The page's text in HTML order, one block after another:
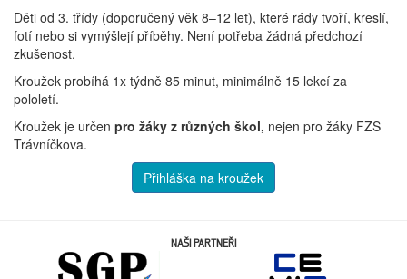
Děti od 3. třídy (doporučený věk 8–12 let), které rády tvoří, kreslí,
fotí nebo si vymýšlejí příběhy. Není potřeba žádná předchozí
zkušenost.
Kroužek probíhá 1x týdně 85 minut, minimálně 15 lekcí za
pololetí.
Kroužek je určen pro žáky z různých škol, nejen pro žáky FZŠ
Trávníčkova.
Přihláška na kroužek
NAŠI PARTNEŘI